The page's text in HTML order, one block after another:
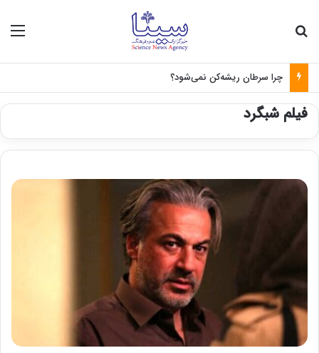
چرا سرطان ریشه‌کن نمی‌شود؟
فیلم شبگرد